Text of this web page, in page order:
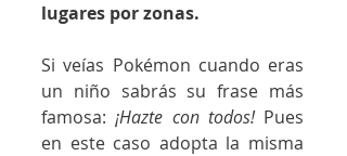
lugares por zonas.
Si veías Pokémon cuando eras
un niño sabrás su frase más
famosa: ¡Hazte con todos! Pues
en este caso adopta la misma